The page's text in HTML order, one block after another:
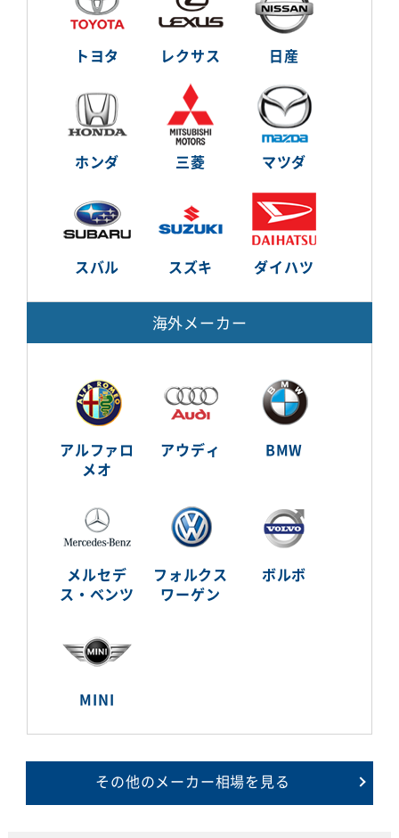
トヨタ レクサス 日産
ホンダ 三菱 マツダ
スバル スズキ ダイハツ
海外メーカー
アルファロ
メオ
アウディ BMW
メルセデ
ス・ベンツ
フォルクス
ワーゲン
ボルボ
MINI
その他のメーカー相場を見る